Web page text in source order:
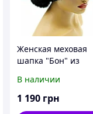
Женская меховая
шапка "Бон" из
черная.
В наличии
1 190 грн